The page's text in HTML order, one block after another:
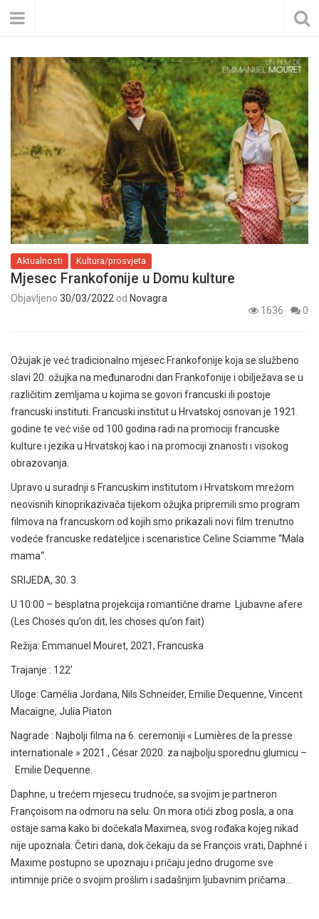
Aktualnosti Kultura/prosvjeta
Mjesec Frankofonije u Domu kulture
Objavljeno 30/03/2022 od Novagra
1636
0
Ožujak je već tradicionalno mjesec Frankofonije koja se službeno
slavi 20. ožujka na međunarodni dan Frankofonije i obilježava se u
različitim zemljama u kojima se govori francuski ili postoje
francuski instituti. Francuski institut u Hrvatskoj osnovan je 1921.
godine te već više od 100 godina radi na promociji francuske
kulture i jezika u Hrvatskoj kao i na promociji znanosti i visokog
obrazovanja.
Upravo u suradnji s Francuskim institutom i Hrvatskom mrežom
neovisnih kinoprikazivača tijekom ožujka pripremili smo program
filmova na francuskom od kojih smo prikazali novi film trenutno
vodeće francuske redateljice i scenaristice Celine Sciamme “Mala
mama“.
SRIJEDA, 30. 3.
U 10:00 – besplatna projekcija romantične drame Ljubavne afere
(Les Choses qu’on dit, les choses qu’on fait)
Režija: Emmanuel Mouret, 2021, Francuska
Trajanje : 122’
Uloge: Camélia Jordana, Nils Schneider, Emilie Dequenne, Vincent
Macaigne, Julia Piaton
Nagrade : Najbolji filma na 6. ceremoniji « Lumières de la presse
internationale » 2021., César 2020. za najbolju sporednu glumicu –
Emilie Dequenne.
Daphne, u trećem mjesecu trudnoće, sa svojim je partneron
Françoisom na odmoru na selu. On mora otići zbog posla, a ona
ostaje sama kako bi dočekala Maximea, svog rođaka kojeg nikad
nije upoznala. Četiri dana, dok čekaju da se François vrati, Daphné i
Maxime postupno se upoznaju i pričaju jedno drugome sve
intimnije priče o svojim prošlim i sadašnjim ljubavnim pričama…